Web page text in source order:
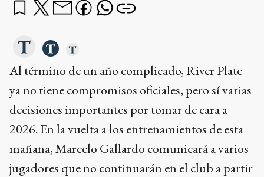
Al término de un año complicado, River Plate
ya no tiene compromisos oficiales, pero sí varias
decisiones importantes por tomar de cara a
2026. En la vuelta a los entrenamientos de esta
mañana, Marcelo Gallardo comunicará a varios
jugadores que no continuarán en el club a partir